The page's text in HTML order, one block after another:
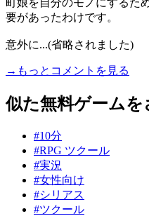
要があったわけです。
意外に...(省略されました)
→もっとコメントを見る
似た無料ゲームを
#10分
#RPG ツクール
#実況
#女性向け
#シリアス
#ツクール